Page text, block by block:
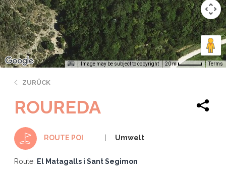
Image may be subject to copyright 20 m Terms
ZURÜCK
ROUREDA
ROUTE POI Umwelt
Route: El Matagalls i Sant Segimon